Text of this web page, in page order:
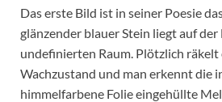
Das erste Bild ist in seiner Poesie
glänzender blauer Stein liegt auf der
undefinierten Raum. Plötzlich räkelt
Wachzustand und man erkennt die
himmelfarbene Folie eingehüllte